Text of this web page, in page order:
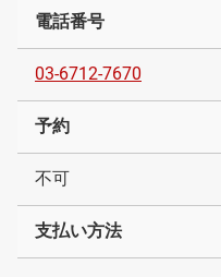
電話番号
03-6712-7670
予約
不可
支払い方法